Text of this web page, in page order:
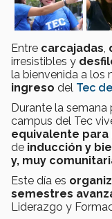
Entre carcajadas
irresistibles y
la bienvenida a los
ingreso del Tec
Durante la semana
campus del Tec
equivalente para
de inducción y
y, muy
Este día es
semestres
Liderazgo y